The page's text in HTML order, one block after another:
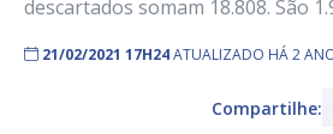
descartados somam 18.808. São
21/02/2021 17H24ATUALIZADO HÁ 2
Compartilhe: